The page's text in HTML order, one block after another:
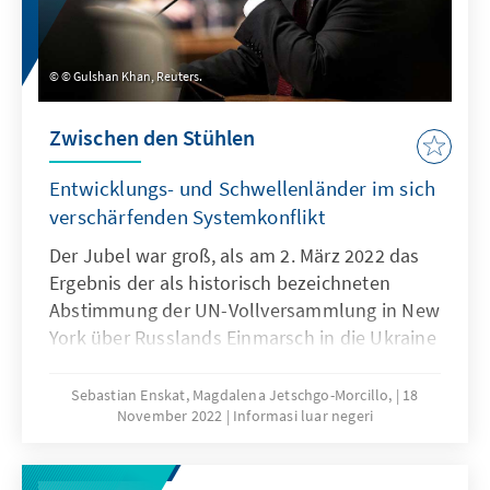
© Gulshan Khan, Reuters.
Zwischen den Stühlen
Entwicklungs- und Schwellenländer im sich
verschärfenden Systemkonflikt
Der Jubel war groß, als am 2. März 2022 das
Ergebnis der als historisch bezeichneten
Abstimmung der UN- Vollversammlung in New
York über Russlands Einmarsch in die Ukraine
verurteilt die Invasion Russlands mit
überwältigender Mehrheit“ – so und ähnlich
A/ES-11/L.1, die von 141 Staaten befürwortet
Sebastian Enskat, Magdalena Jetschgo-Morcillo,
18
November 2022
Informasi luar negeri